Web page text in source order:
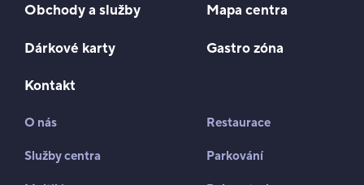
Obchody a služby Mapa centra
Dárkové karty Gastro zóna
Kontakt
O nás Restaurace
Služby centra Parkování